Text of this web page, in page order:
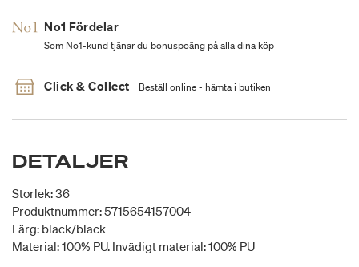
No1 Fördelar
Som No1-kund tjänar du bonuspoäng på alla dina köp
Click & Collect Beställ online - hämta i butiken
DETALJER
Storlek: 36
Produktnummer: 5715654157004
Färg: black/black
Material: 100% PU. Invädigt material: 100% PU